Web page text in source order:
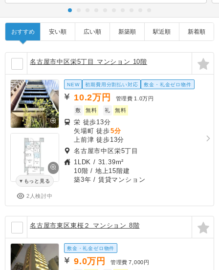
おすすめ 安い順 広い順 新築順 駅近順 新着順
名古屋市中区栄5丁目 マンション 10階
もっと見る
2人検討中
NEW 初期費用分割払い対応 敷金・礼金ゼロ物件
10.2万円 管理費 1.0万円
敷
無料 礼 無料
栄 徒歩13分
矢場町 徒歩5分
上前津 徒歩13分
名古屋市中区栄5丁目
1LDK / 31.39m²
10階 / 地上15階建
築3年 / 賃貸マンション
名古屋市東区東桜２ マンション 8階
敷金・礼金ゼロ物件
9.0万円 管理費 7,000円